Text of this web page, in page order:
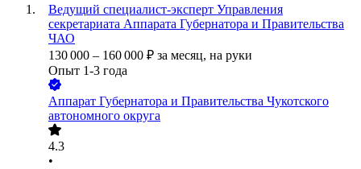
Ведущий специалист-эксперт Управления
секретариата Аппарата Губернатора и Правительства
ЧАО
130 000 – 160 000 ₽ за месяц, на руки
Опыт 1-3 года
Аппарат Губернатора и Правительства Чукотского
автономного округа
4.3
•